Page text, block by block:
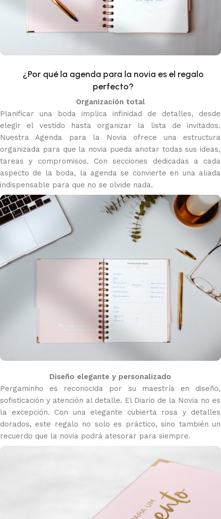
¿Por qué la agenda para la novia es el regalo
perfecto?
Organización total
Planificar una boda implica infinidad de detalles, desde
elegir el vestido hasta organizar la lista de invitados.
Nuestra Agenda para la Novia ofrece una estructura
organizada para que la novia pueda anotar todas sus ideas,
tareas y compromisos. Con secciones dedicadas a cada
aspecto de la boda, la agenda se convierte en una aliada
indispensable para que no se olvide nada.
Diseño elegante y personalizado
Pergaminho es reconocida por su maestría en diseño,
sofisticación y atención al detalle. El Diario de la Novia no es
la excepción. Con una elegante cubierta rosa y detalles
dorados, este regalo no solo es práctico, sino también un
recuerdo que la novia podrá atesorar para siempre.